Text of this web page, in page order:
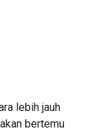
lebih jauh
bertemu